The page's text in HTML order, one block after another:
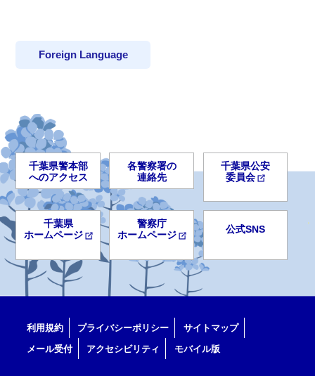
Foreign Language
千葉県警本部
へのアクセス
各警察署の
連絡先
千葉県公安
委員会
千葉県
ホームページ
警察庁
ホームページ
公式SNS
利用規約 プライバシーポリシー
サイトマップ
メール受付
アクセシビリティ モバイル版